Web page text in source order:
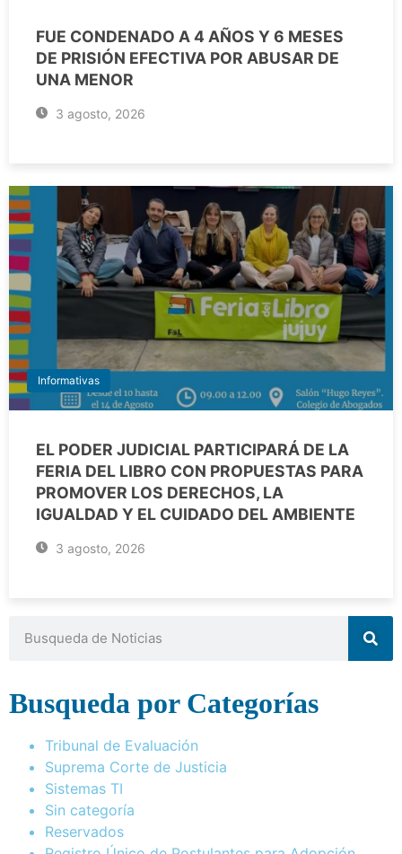
FUE CONDENADO A 4 AÑOS Y 6 MESES
DE PRISIÓN EFECTIVA POR ABUSAR DE
UNA MENOR
3 agosto, 2026
Informativas
EL PODER JUDICIAL PARTICIPARÁ DE LA
FERIA DEL LIBRO CON PROPUESTAS PARA
PROMOVER LOS DERECHOS, LA
IGUALDAD Y EL CUIDADO DEL AMBIENTE
3 agosto, 2026
Busqueda por Categorías
Tribunal de Evaluación
Suprema Corte de Justicia
Sistemas TI
Sin categoría
Reservados